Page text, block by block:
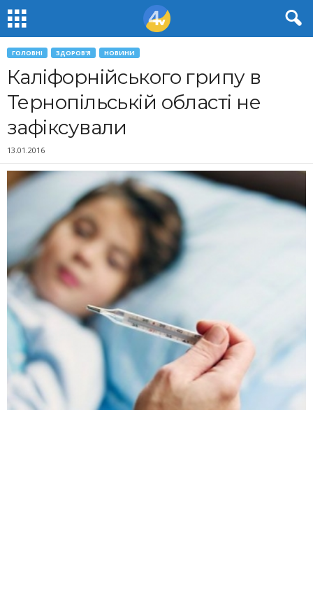
ГОЛОВНІ ЗДОРОВ'Я НОВИНИ
Каліфорнійського грипу в
Тернопільській області не
зафіксували
13.01.2016